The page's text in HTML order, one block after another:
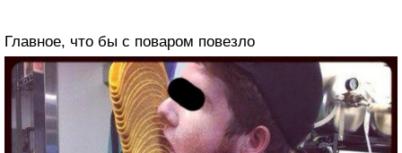
Главное, что бы с поваром повезло